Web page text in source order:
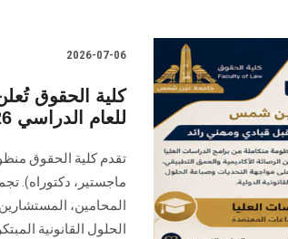
2026-07-06
كلية الحقوق
للعام الدراسي 2026
تقدم كلية الحقوق
ماجستير، دكتوراه).
المحامين،
الحلول القانونية